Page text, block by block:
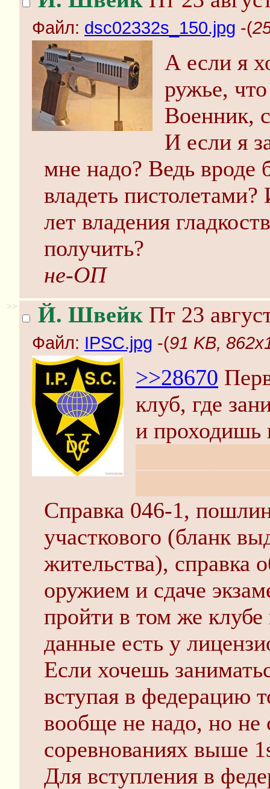
Файл: dsc02332s_150.jpg -(
А если я
ружье,
Военник,
И если я
мне надо? Ведь
владеть
лет владения
получить?
не-ОП
>> Й. Швейк Пт 23
Файл: IPSC.jpg -(91 KB,
>>28670
клуб, где
и проходишь
Справка 046-1,
участкового (бланк
жительства), справка
оружием и сдаче
пройти в том же
данные есть у
Если хочешь
вступая в федерацию
вообще не надо, но не
соревнованиях выше
Для вступления в